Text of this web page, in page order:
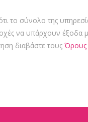
το σύνολο της
να υπάρχουν έξοδα
διαβάστε τους Όρους